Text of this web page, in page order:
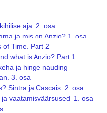
aja. 2. osa
ja mis on Anzio? 1. osa
of Time. Part 2
what is Anzio? Part 1
ja hinge nauding
3. osa
Sintra ja Cascais. 2. osa
vaatamisväärsused. 1. osa